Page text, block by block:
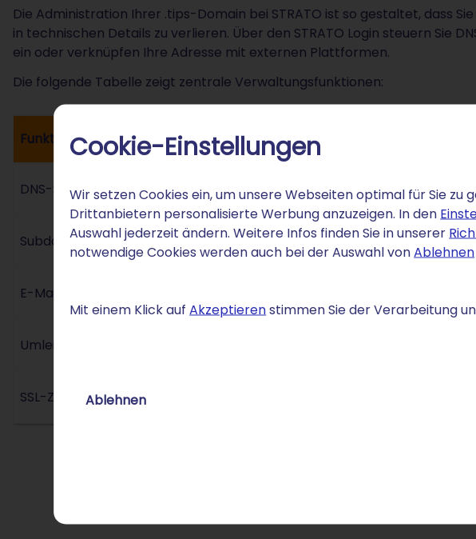
Cookie-Einstellungen
Wir setzen Cookies ein, um unsere Webseiten optimal für Sie
Drittanbietern personalisierte Werbung anzuzeigen. In den
Auswahl jederzeit ändern. Weitere Infos finden Sie in unserer
notwendige Cookies werden auch bei der Auswahl vonAblehnen
Mit einem Klick aufAkzeptierenstimmen Sie der Verarbeitung
Ablehnen
Die Administration Ihrer .tips-Domain bei STRATO ist so gestaltet, dass
in technischen Details zu verlieren. Über den STRATO Login steuern Sie
ein oder verknüpfen Ihre Adresse mit externen Plattformen.
Die folgende Tabelle zeigt zentrale Verwaltungsfunktionen:
Funktion
DNS-Selbstverwaltung
oder externen
Subdomain-Management
Strukturierung
E-Mail-Konfiguration
seriöse
Umleitungs-Service
SSL-Zertifikat